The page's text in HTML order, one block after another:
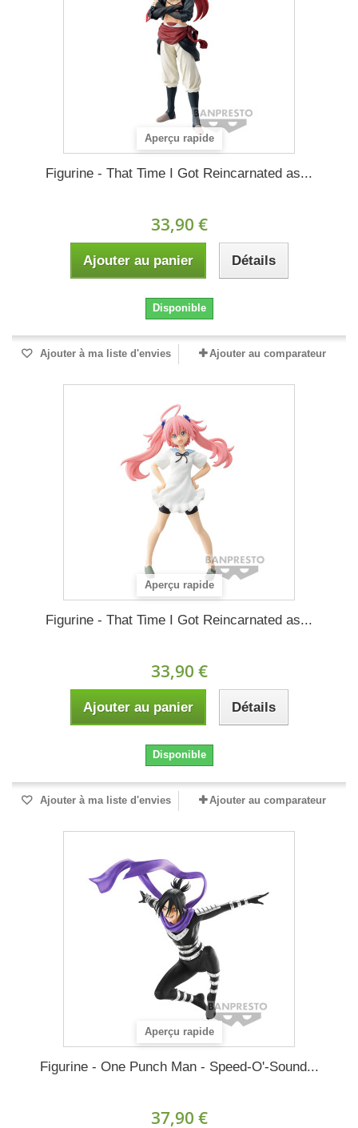
Aperçu rapide
Figurine - That Time I Got Reincarnated as...
33,90 €
Ajouter au panier Détails
Disponible
Ajouter à ma liste d'envies Ajouter au comparateur
Aperçu rapide
Figurine - That Time I Got Reincarnated as...
33,90 €
Ajouter au panier Détails
Disponible
Ajouter à ma liste d'envies Ajouter au comparateur
Aperçu rapide
Figurine - One Punch Man - Speed-O'-Sound...
37,90 €